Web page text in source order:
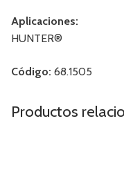
Aplicaciones:
HUNTER®
Código: 68.1505
Productos